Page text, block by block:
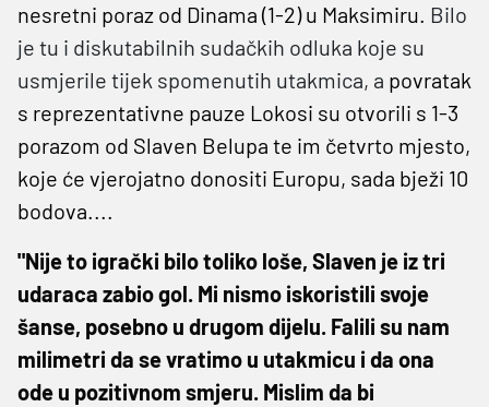
nesretni poraz od Dinama (1-2) u Maksimiru. Bilo
je tu i diskutabilnih sudačkih odluka koje su
usmjerile tijek spomenutih utakmica, a povratak
s reprezentativne pauze Lokosi su otvorili s 1-3
porazom od Slaven Belupa te im četvrto mjesto,
koje će vjerojatno donositi Europu, sada bježi 10
bodova....
"Nije to igrački bilo toliko loše, Slaven je iz tri
udaraca zabio gol. Mi nismo iskoristili svoje
šanse, posebno u drugom dijelu. Falili su nam
milimetri da se vratimo u utakmicu i da ona
ode u pozitivnom smjeru. Mislim da bi